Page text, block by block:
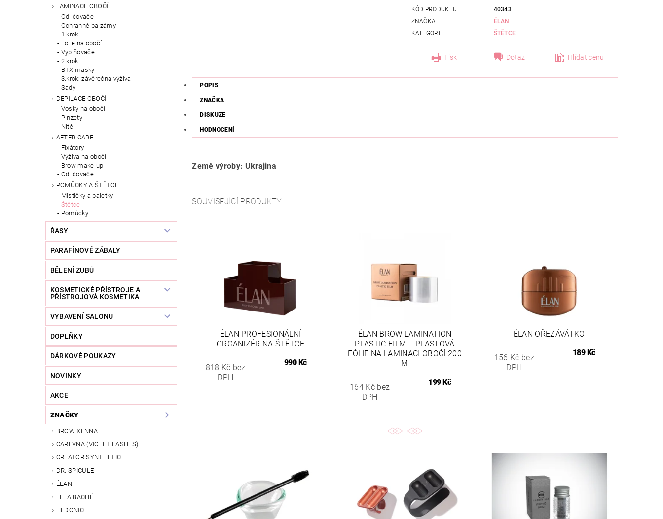
LAMINACE OBOČÍ
Odličovače
Ochranné balzámy
1.krok
Folie na obočí
Vyplňovače
2.krok
BTX masky
3.krok: závěrečná výživa
Sady
DEPILACE OBOČÍ
Vosky na obočí
Pinzety
Nitě
AFTER CARE
Fixátory
Výživa na obočí
Brow make-up
Odličovače
POMŮCKY A ŠTĚTCE
Mističky a paletky
Štětce
Pomůcky
ŘASY
PARAFÍNOVÉ ZÁBALY
BĚLENÍ ZUBŮ
KOSMETICKÉ PŘÍSTROJE A
PŘÍSTROJOVÁ KOSMETIKA
VYBAVENÍ SALONU
DOPLŇKY
DÁRKOVÉ POUKAZY
NOVINKY
AKCE
ZNAČKY
BROW XENNA
CAREVNA (VIOLET LASHES)
CREATOR SYNTHETIC
DR. SPICULE
ÉLAN
ELLA BACHÉ
HEDONIC
KÓD PRODUKTU
40343
ZNAČKA
ÉLAN
KATEGORIE
ŠTĚTCE
Tisk Dotaz Hlídat cenu
POPIS
ZNAČKA
DISKUZE
HODNOCENÍ
Země výroby: Ukrajina
SOUVISEJÍCÍ PRODUKTY
ÉLAN PROFESIONÁLNÍ
ORGANIZÉR NA ŠTĚTCE
818 Kč bez
DPH
990 Kč
ÉLAN BROW LAMINATION
PLASTIC FILM – PLASTOVÁ
FÓLIE NA LAMINACI OBOČÍ 200
M
164 Kč bez
DPH
199 Kč
ÉLAN OŘEZÁVÁTKO
156 Kč bez
DPH
189 Kč